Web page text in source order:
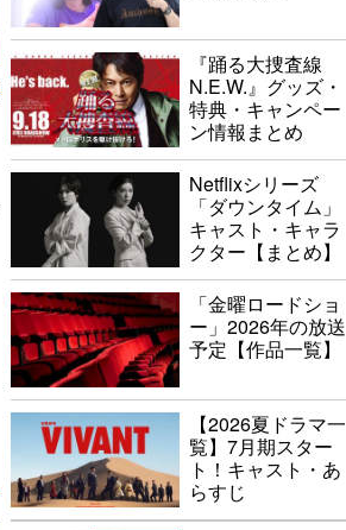
『踊る大捜査線
N.E.W.』グッズ・
特典・キャンペー
ン情報まとめ
Netflixシリーズ
「ダウンタイム」
キャスト・キャラ
クター【まとめ】
「金曜ロードショ
ー」2026年の放送
予定【作品一覧】
【2026夏ドラマ一
覧】7月期スター
ト！キャスト・あ
らすじ